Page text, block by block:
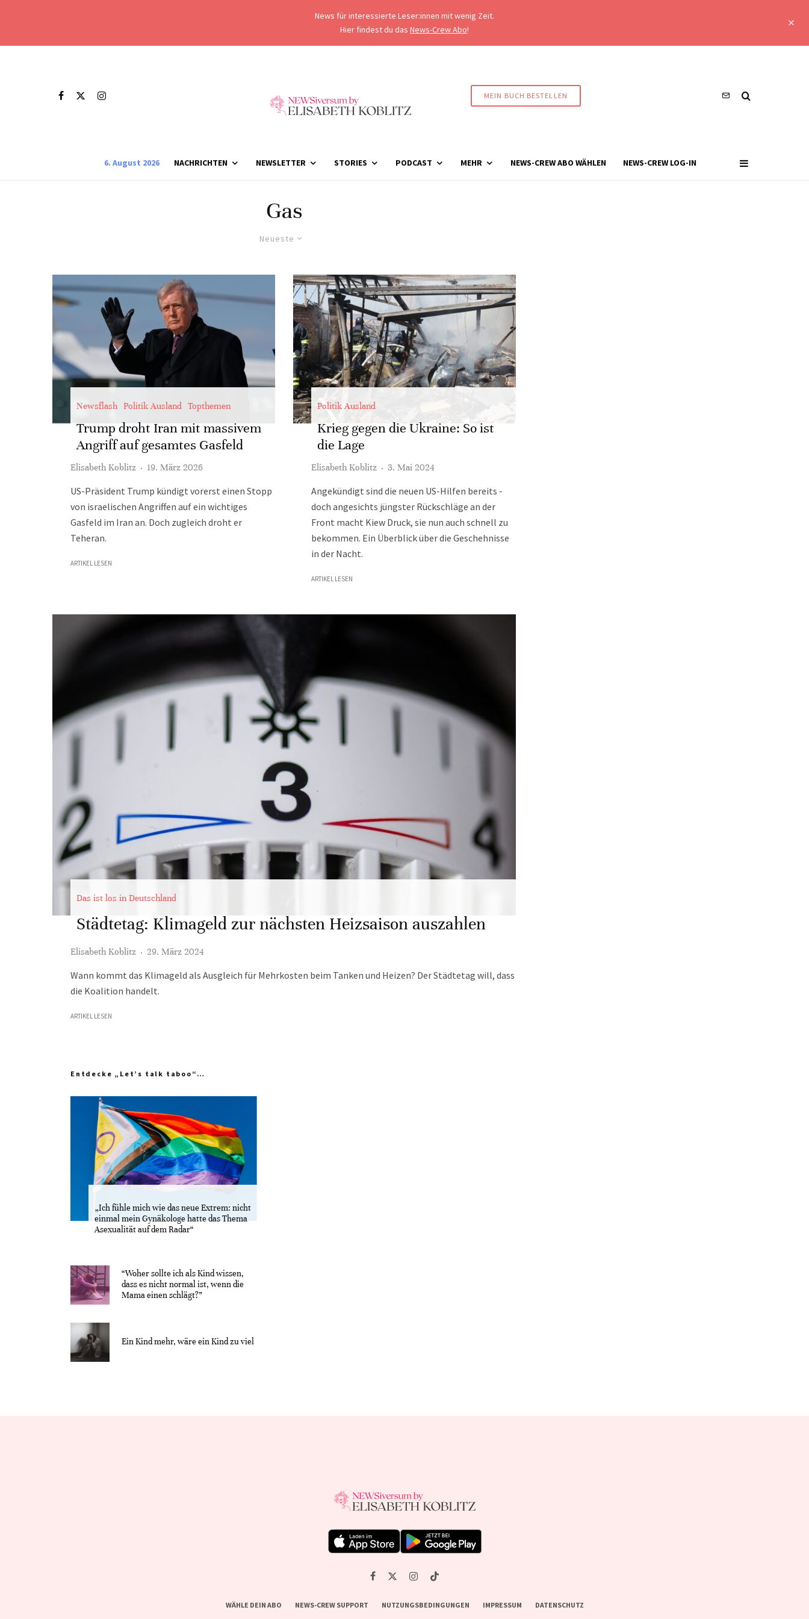
News für interessierte Leser:innen mit wenig Zeit.
Hier findest du das News-Crew Abo!
MEIN BUCH BESTELLEN
6. August 2026 NACHRICHTEN NEWSLETTER STORIES PODCAST MEHR NEWS-CREW ABO WÄHLEN NEWS-CREW LOG-IN
Gas
Neueste
Newsflash Politik Ausland Topthemen
Trump droht Iran mit massivem
Angriff auf gesamtes Gasfeld
Elisabeth Koblitz · 19. März 2026
US-Präsident Trump kündigt vorerst einen Stopp
von israelischen Angriffen auf ein wichtiges
Gasfeld im Iran an. Doch zugleich droht er
Teheran.
ARTIKEL LESEN
Politik Ausland
Krieg gegen die Ukraine: So ist
die Lage
Elisabeth Koblitz · 3. Mai 2024
Angekündigt sind die neuen US-Hilfen bereits -
doch angesichts jüngster Rückschläge an der
Front macht Kiew Druck, sie nun auch schnell zu
bekommen. Ein Überblick über die Geschehnisse
in der Nacht.
ARTIKEL LESEN
Das ist los in Deutschland
Städtetag: Klimageld zur nächsten Heizsaison auszahlen
Elisabeth Koblitz · 29. März 2024
Wann kommt das Klimageld als Ausgleich für Mehrkosten beim Tanken und Heizen? Der Städtetag will, dass
die Koalition handelt.
ARTIKEL LESEN
Entdecke „Let’s talk taboo“…
„Ich fühle mich wie das neue Extrem: nicht
einmal mein Gynäkologe hatte das Thema
Asexualität auf dem Radar“
“Woher sollte ich als Kind wissen,
dass es nicht normal ist, wenn die
Mama einen schlägt?”
Ein Kind mehr, wäre ein Kind zu viel
WÄHLE DEIN ABO NEWS-CREW SUPPORT NUTZUNGSBEDINGUNGEN IMPRESSUM DATENSCHUTZ